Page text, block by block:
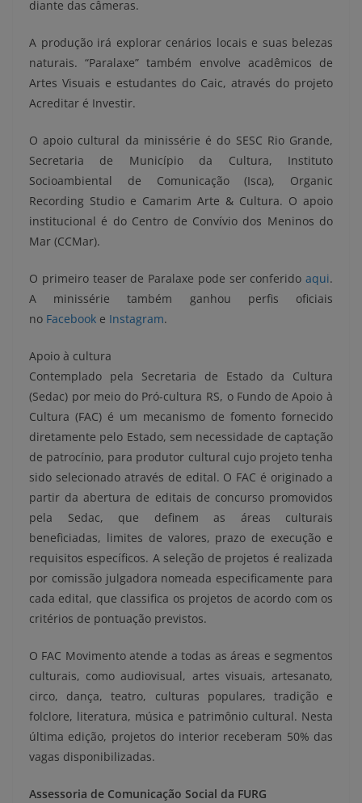
diante das câmeras.
A produção irá explorar cenários locais e suas belezas
naturais. “Paralaxe” também envolve acadêmicos de
Artes Visuais e estudantes do Caic, através do projeto
Acreditar é Investir.
O apoio cultural da minissérie é do SESC Rio Grande,
Secretaria de Município da Cultura, Instituto
Socioambiental de Comunicação (Isca), Organic
Recording Studio e Camarim Arte & Cultura. O apoio
institucional é do Centro de Convívio dos Meninos do
Mar (CCMar).
O primeiro teaser de Paralaxe pode ser conferido aqui.
A minissérie também ganhou perfis oficiais
no Facebook e Instagram.
Apoio à cultura
Contemplado pela Secretaria de Estado da Cultura
(Sedac) por meio do Pró-cultura RS, o Fundo de Apoio à
Cultura (FAC) é um mecanismo de fomento fornecido
diretamente pelo Estado, sem necessidade de captação
de patrocínio, para produtor cultural cujo projeto tenha
sido selecionado através de edital. O FAC é originado a
partir da abertura de editais de concurso promovidos
pela Sedac, que definem as áreas culturais
beneficiadas, limites de valores, prazo de execução e
requisitos específicos. A seleção de projetos é realizada
por comissão julgadora nomeada especificamente para
cada edital, que classifica os projetos de acordo com os
critérios de pontuação previstos.
O FAC Movimento atende a todas as áreas e segmentos
culturais, como audiovisual, artes visuais, artesanato,
circo, dança, teatro, culturas populares, tradição e
folclore, literatura, música e patrimônio cultural. Nesta
última edição, projetos do interior receberam 50% das
vagas disponibilizadas.
Assessoria de Comunicação Social da FURG